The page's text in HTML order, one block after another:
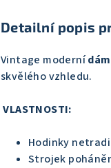
Detailní popis
Vintage moderní
skvělého vzhledu.
VLASTNOSTI:
Hodinky
Strojek